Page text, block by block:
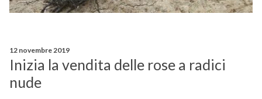
12 novembre 2019
Inizia la vendita delle rose a radici
nude